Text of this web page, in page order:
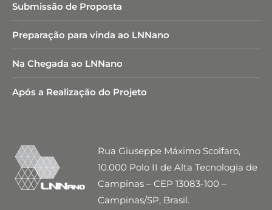
Submissão de Proposta
Preparação para vinda ao LNNano
Na Chegada ao LNNano
Após a Realização do Projeto
Rua Giuseppe Máximo Scolfaro,
10.000 Polo II de Alta Tecnologia de
Campinas – CEP 13083-100 –
Campinas/SP, Brasil.